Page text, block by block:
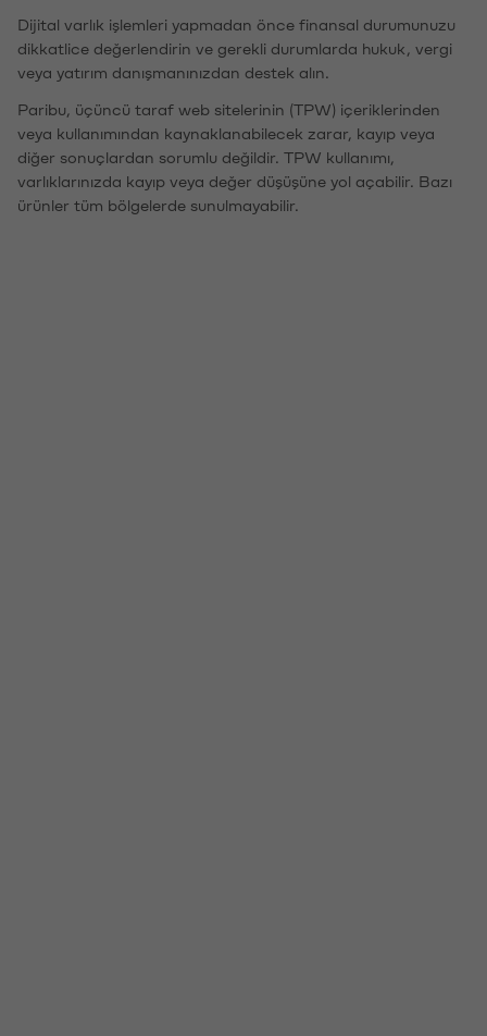
Dijital varlık işlemleri yapmadan önce finansal durumunuzu
dikkatlice değerlendirin ve gerekli durumlarda hukuk, vergi
veya yatırım danışmanınızdan destek alın.
Paribu, üçüncü taraf web sitelerinin (TPW) içeriklerinden
veya kullanımından kaynaklanabilecek zarar, kayıp veya
diğer sonuçlardan sorumlu değildir. TPW kullanımı,
varlıklarınızda kayıp veya değer düşüşüne yol açabilir. Bazı
ürünler tüm bölgelerde sunulmayabilir.